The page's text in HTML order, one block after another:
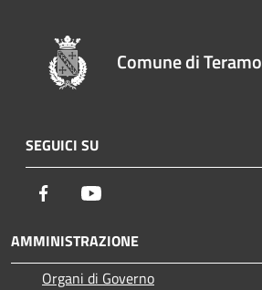
Comune di Teramo
SEGUICI SU
Facebook
AMMINISTRAZIONE
Organi di Governo